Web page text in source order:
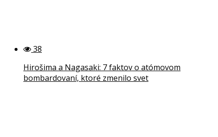
38
Hirošima a Nagasaki: 7 faktov o atómovom
bombardovaní, ktoré zmenilo svet